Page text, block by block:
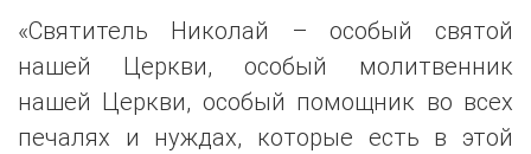
«Святитель Николай – особый святой
нашей Церкви, особый молитвенник
нашей Церкви, особый помощник во всех
печалях и нуждах, которые есть в этой